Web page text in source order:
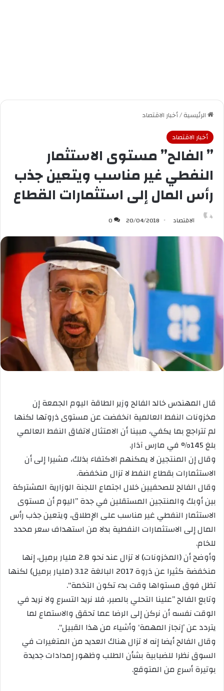
الرئيسية/أخبار الاقتصاد
أخبار الاقتصاد
” الفالح” مستوى الاستثمار
النفطي غير مناسب ويتعين جذب
رأس المال إلى استثمارات القطاع
الاقتصاد 20/04/2018
0
قال المهندس خالد الفالح وزير الطاقة اليوم الجمعة إن
مخزونات النفط العالمية انخفضت عن مستوى ذروتها لكنها
لم تتراجع بما يكفي، مبينا أن الامتثال لاتفاق النفط العالمي
بلغ 145% في مارس آذار.
وقال إن المنتجين لا يمكنهم الاكتفاء بذلك، مشيرا إلى أن
الاستثمارات بقطاع النفط لا تزال منخفضة.
وقال الفالح للصحفيين خلال اجتماع اللجنة الوزارية المشتركة
بين أوبك والمنتجين المستقلين في جدة ”اليوم أن مستوى
الاستثمار النفطي غير مناسب على الإطلاق، ويتعين جذب رأس
المال إلى الاستثمارات النفطية بدلا من استهداف سعر محدد
للخام.
وأوضح أن (المخزونات) لا تزال عند نحو 2.8 مليار برميل، إنها
منخفضة كثيرا عن ذروة 2017 البالغة 3.12 (مليار برميل) لكنها
تظل فوق مستواها وقت بدء تكون التخمة“.
وتابع الفالح ”علينا التحلي بالصبر، فلا نريد التسرع ولا نريد في
الوقت نفسه أن نركن إلى الرضا عما تحقق والاستماع لما
يتردد عن ’إنجاز المهمة‘ وأشياء من هذا القبيل“.
وقال الفالح أيضا إنه لا تزال هناك العديد من المتغيرات في
السوق نظرا للضبابية بشأن الطلب وظهور إمدادات جديدة
بوتيرة أسرع من المتوقع.